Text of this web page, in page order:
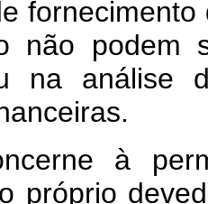
não podem
na análise
à
próprio